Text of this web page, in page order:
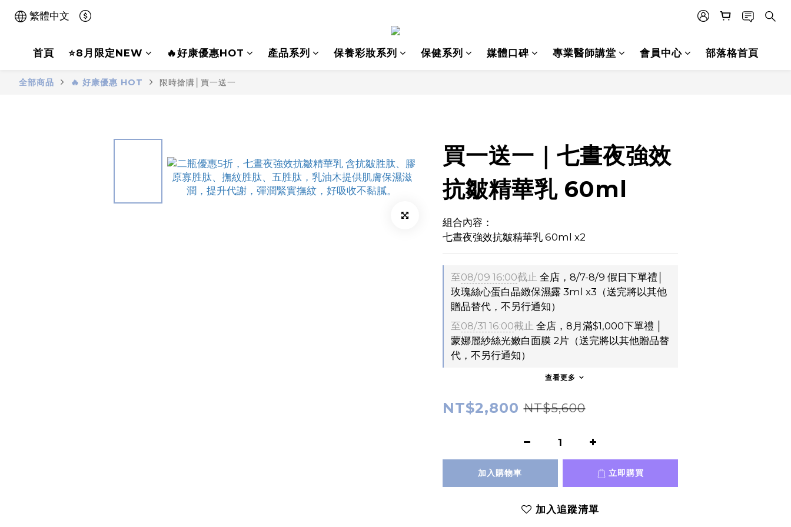
繁體中文
首頁 ⭐8月限定NEW 🔥好康優惠HOT 產品系列 保養彩妝系列 保健系列 媒體口碑 專業醫師講堂 會員中心 部落格首頁
全部商品 🔥 好康優惠 HOT 限時搶購│買一送一
買一送一｜七晝夜強效
抗皺精華乳 60ml
組合內容：
七晝夜強效抗皺精華乳 60ml x2
至08/09 16:00截止 全店，8/7-8/9 假日下單禮│
玫瑰絲心蛋白晶緻保濕露 3ml x3（送完將以其他
贈品替代，不另行通知）
至08/31 16:00截止 全店，8月滿$1,000下單禮 │
蒙娜麗紗絲光嫩白面膜 2片（送完將以其他贈品替
代，不另行通知）
查看更多
NT$2,800 NT$5,600
加入購物車 立即購買
加入追蹤清單